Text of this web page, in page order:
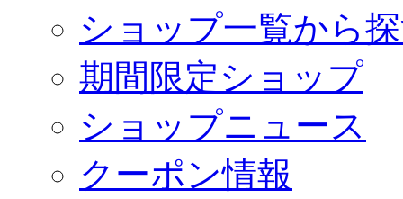
ショップ一覧から
期間限定ショップ
ショップニュース
クーポン情報